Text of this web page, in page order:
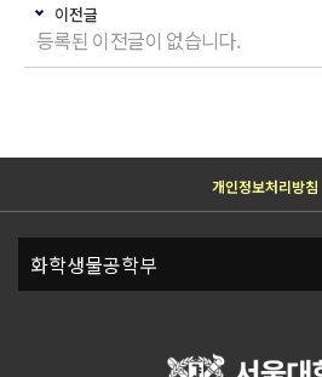
이전글
등록된 이전글이 없습니다.
개인정보처리방침